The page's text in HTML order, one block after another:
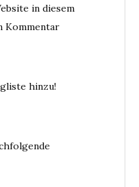
in diesem
Kommentar
hinzu!